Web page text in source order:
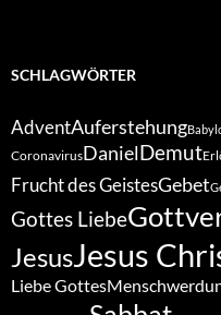
SCHLAGWÖRTER
AdventAuferstehung
CoronavirusDanielDemut
Frucht des GeistesGebet
Gottes Liebe
JesusJesus
Liebe Gottes